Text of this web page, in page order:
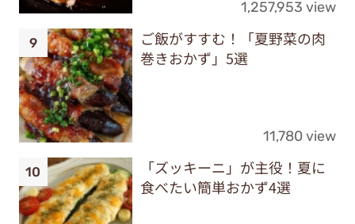
1,257,953 view
ご飯がすすむ！「夏野菜の肉
巻きおかず」5選
11,780 view
「ズッキーニ」が主役！夏に
食べたい簡単おかず4選